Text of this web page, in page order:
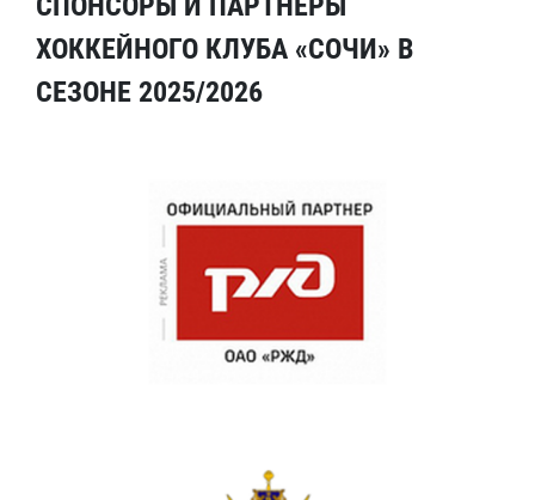
ХОККЕЙНОГО КЛУБА «СОЧИ» В
СЕЗОНЕ 2025/2026